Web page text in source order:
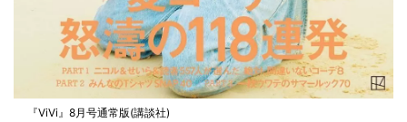
『ViVi』8月号通常版(講談社)